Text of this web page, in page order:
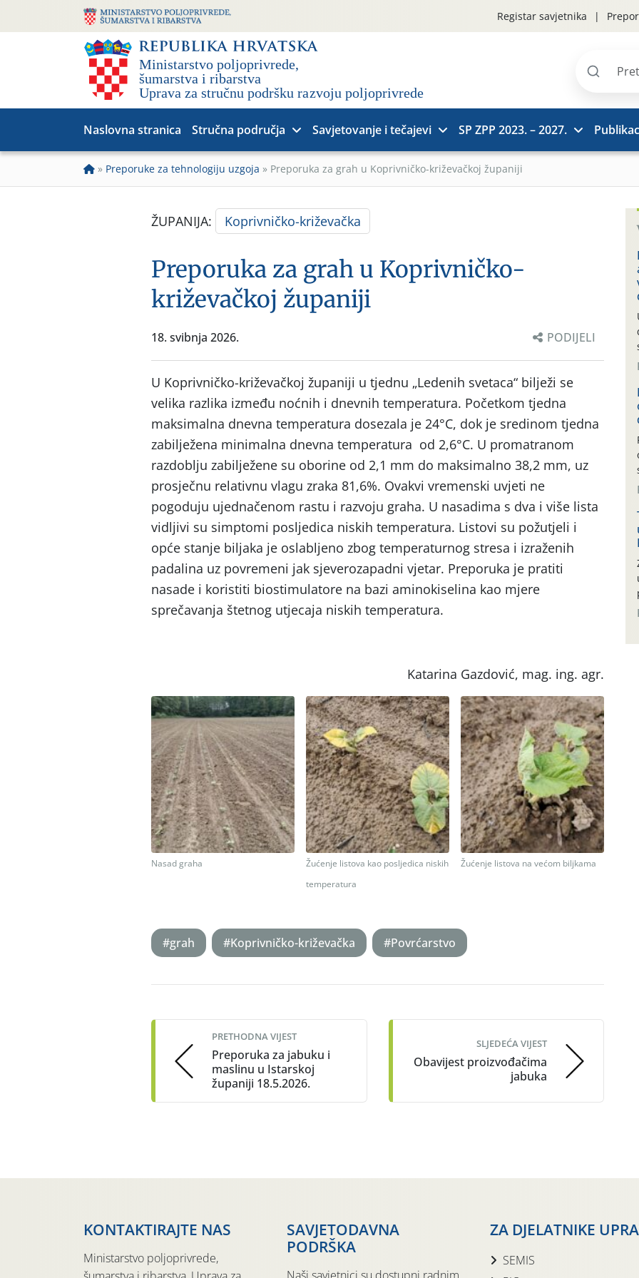
Registar savjetnika
Pretraži
Naslovna stranica Stručna područja Savjetovanje i tečajevi SP ZPP 2023. – 2027.
» Preporuke za tehnologiju uzgoja » Preporuka za grah u Koprivničko-križevačkoj županiji
ŽUPANIJA: Koprivničko-križevačka
Preporuka za grah u Koprivničko-
križevačkoj županiji
18. svibnja 2026. PODIJELI
U Koprivničko-križevačkoj županiji u tjednu „Ledenih svetaca“ bilježi se
velika razlika između noćnih i dnevnih temperatura. Početkom tjedna
maksimalna dnevna temperatura dosezala je 24°C, dok je sredinom tjedna
zabilježena minimalna dnevna temperatura od 2,6°C. U promatranom
razdoblju zabilježene su oborine od 2,1 mm do maksimalno 38,2 mm, uz
prosječnu relativnu vlagu zraka 81,6%. Ovakvi vremenski uvjeti ne
pogoduju ujednačenom rastu i razvoju graha. U nasadima s dva i više lista
vidljivi su simptomi posljedica niskih temperatura. Listovi su požutjeli i
opće stanje biljaka je oslabljeno zbog temperaturnog stresa i izraženih
padalina uz povremeni jak sjeverozapadni vjetar. Preporuka je pratiti
nasade i koristiti biostimulatore na bazi aminokiselina kao mjere
sprečavanja štetnog utjecaja niskih temperatura.
Katarina Gazdović, mag. ing. agr.
Nasad graha
Žućenje listova kao posljedica niskih
temperatura
Žućenje listova na većom biljkama
#grah #Koprivničko-križevačka #Povrćarstvo
navigation
PRETHODNA VIJEST
Preporuka za jabuku i
maslinu u Istarskoj
županiji 18.5.2026.
SLJEDEĆA VIJEST
Obavijest proizvođačima
jabuka
KONTAKTIRAJTE NAS
Ministarstvo poljoprivrede,
SAVJETODAVNA
PODRŠKA
ZA DJELATNIKE
SEMIS